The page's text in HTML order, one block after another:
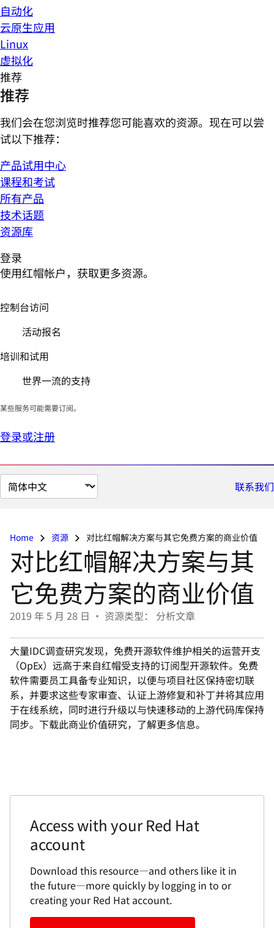
自动化
云原生应用
Linux
虚拟化
推荐
推荐
我们会在您浏览时推荐您可能喜欢的资源。现在可以尝
试以下推荐：
产品试用中心
课程和考试
所有产品
技术话题
资源库
登录
使用红帽帐户，获取更多资源。
控制台访问
活动报名
培训和试用
世界一流的支持
某些服务可能需要订阅。
登录或注册
切
换
面
联系我们
Home 资源 对比红帽解决方案与其它免费方案的商业价值
对比红帽解决方案与其
它免费方案的商业价值
2019 年 5 月 28 日 • 资源类型： 分析文章
大量IDC调查研究发现，免费开源软件维护相关的运营开支
（OpEx）远高于来自红帽受支持的订阅型开源软件。免费
软件需要员工具备专业知识，以便与项目社区保持密切联
系，并要求这些专家审查、认证上游修复和补丁并将其应用
于在线系统，同时进行升级以与快速移动的上游代码库保持
同步。下载此商业价值研究，了解更多信息。
使用您的红帽帐户访问
通过登录或创建您的红帽帐户，可以更快地下载
此资源以及将来的其他类似资源。
登录或注册即可下载